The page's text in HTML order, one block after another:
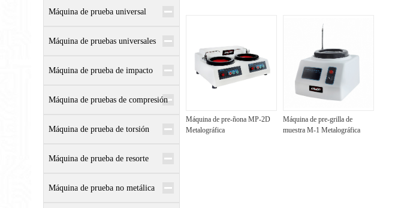
Máquina de prueba universal
electrónica
Máquina de pruebas universales
hidráulicas
Máquina de prueba de impacto
Máquina de pruebas de compresión
Máquina de prueba de torsión
Máquina de prueba de resorte
Máquina de prueba no metálica
Máquina de pre-ñona MP-2D
Metalográfica
Máquina de pre-grilla de
muestra M-1 Metalográfica